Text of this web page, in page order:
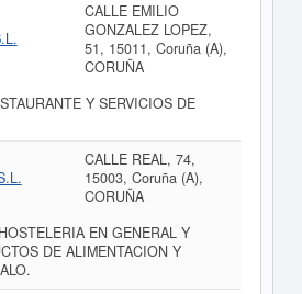
CALLE EMILIO
GONZALEZ LOPEZ,
51, 15011, Coruña (A),
CORUÑA
Y SERVICIOS DE
CALLE REAL, 74,
15003, Coruña (A),
CORUÑA
EN GENERAL Y
DE ALIMENTACION Y